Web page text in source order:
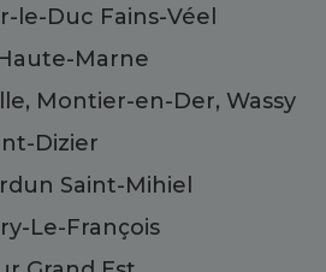
le-Duc Fains-Véel
Marne
Montier-en-Der, Wassy
Dizier
Saint-Mihiel
Le-François